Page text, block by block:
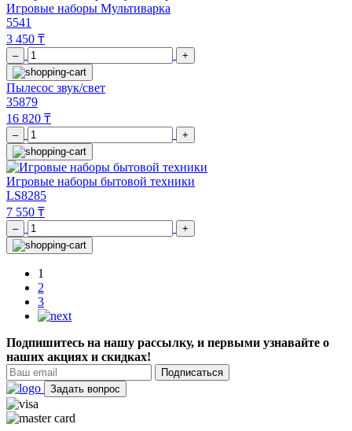
Игровые наборы Мультиварка
5541
3 450 ₸
– +
Пылесос звук/свет
35879
16 820 ₸
– +
Игровые наборы бытовой техники
LS8285
7 550 ₸
– +
1
2
3
Подпишитесь на нашу рассылку, и первыми узнавайте о
наших акциях и скидках!
Подписаться
Задать вопрос